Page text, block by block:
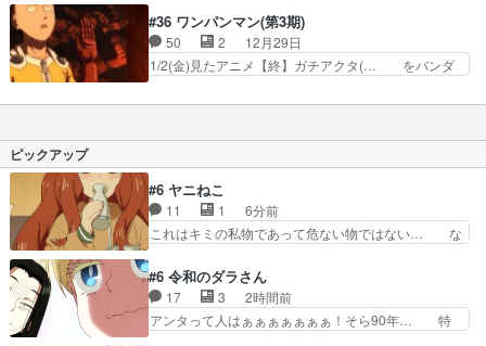
スト回ってことなのかな？大… ゾンビマンVS吸
血鬼、ゾンビマンの勝利。… おはようございま
す。この時間になるとお腹…
精子、倒すの無理じゃない？ ゾンビマ… レベル
龍の怪人戦だとやはり画もホームレス… 童帝はマ
ジ本物のヒーローだな子供なのにカ… プリズナー
ずっと何やってんだw黒い精子倒… ぷいぷりプリ
#36 ワンパンマン(第3期)
50 2
12月29日
1/2(金)見たアニメ【終】ガチアクタ(… をバンダ
からは想像出来ないキングの受け… 作画が良かっ
顔してるなwギョロギョロは… 究極の生命体・怪
画も頑張ってましたね。… 何が行われてるのかわ
からなすぎてアトミッ… だから何でキングの弱さ
に気付かないんだよ… サイタマvsオロチは流石に
ちょっと気合い…
ピックアップ
#6 ヤニねこ
11 1
6分前
これはキミの私物であって危ない物ではない… な
ねこと大家さんのシーン、ちょっとした… アルね
こ飲み会で酔い潰れ江ノ島まで行って… ありがと
うございましたฅ^•ω•^ฅ海も… 何で江ノ島まで行
ってるんだコイツｗ･大家… 酔い潰れて江ノ島ま
#6 令和のダラさん
17 3
2時間前
アンタって人はぁぁぁぁぁぁぁ！そら90年… 特